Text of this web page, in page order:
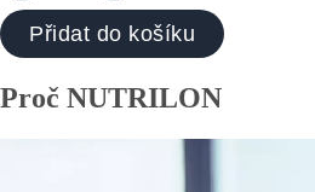
Přidat do košíku
Proč NUTRILON